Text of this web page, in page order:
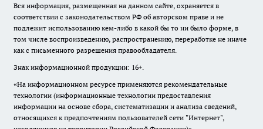
Вся информация, размещенная на данном сайте, охраняется в
соответствии с законодательством РФ об авторском праве и не
подлежит использованию кем-либо в какой бы то ни было форме, в
том числе воспроизведению, распространению, переработке не иначе
как с письменного разрешения правообладателя.
Знак информационной продукции: 16+.
«На информационном ресурсе применяются рекомендательные
технологии (информационные технологии предоставления
информации на основе сбора, систематизации и анализа сведений,
относящихся к предпочтениям пользователей сети "Интернет",